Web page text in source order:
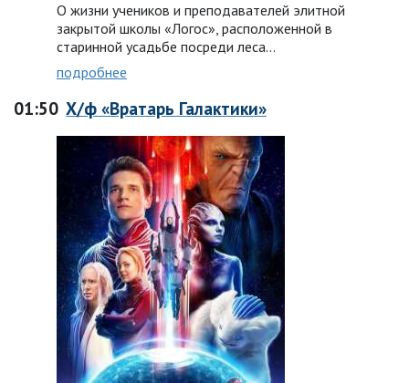
О жизни учеников и преподавателей элитной
закрытой школы «Логос», расположенной в
старинной усадьбе посреди леса...
подробнее
01:50 Х/ф «Вратарь Галактики»